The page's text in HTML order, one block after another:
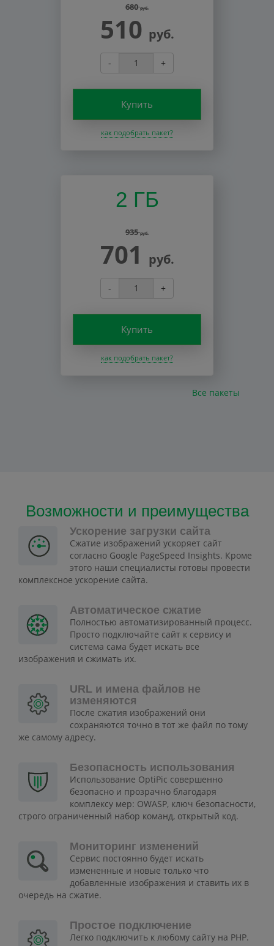
680руб.
510 руб.
- +
Купить
как подобрать пакет?
2 ГБ
935руб.
701 руб.
- +
Купить
как подобрать пакет?
Все пакеты
Возможности и преимущества
Ускорение загрузки сайта
Сжатие изображений ускоряет сайт
согласно Google PageSpeed Insights. Кроме
этого наши специалисты готовы провести
комплексное ускорение сайта.
Автоматическое сжатие
Полностью автоматизированный процесс.
Просто подключайте сайт к сервису и
система сама будет искать все
изображения и сжимать их.
URL и имена файлов не
изменяются
После сжатия изображений они
сохраняются точно в тот же файл по тому
же самому адресу.
Безопасность использования
Использование OptiPic совершенно
безопасно и прозрачно благодаря
комплексу мер: OWASP, ключ безопасности,
строго ограниченный набор команд, открытый код.
Мониторинг изменений
Сервис постоянно будет искать
измененные и новые только что
добавленные изображения и ставить их в
очередь на сжатие.
Простое подключение
Легко подключить к любому сайту на PHP.